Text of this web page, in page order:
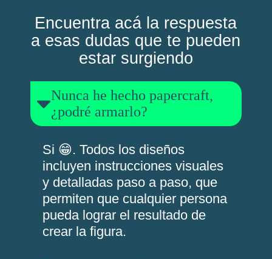
Encuentra acá la respuesta
a esas dudas que te pueden
estar surgiendo
Nunca he hecho papercraft,
¿podré armarlo?
Si 😁. Todos los diseños
incluyen instrucciones visuales
y detalladas paso a paso, que
permiten que cualquier persona
pueda lograr el resultado de
crear la figura.